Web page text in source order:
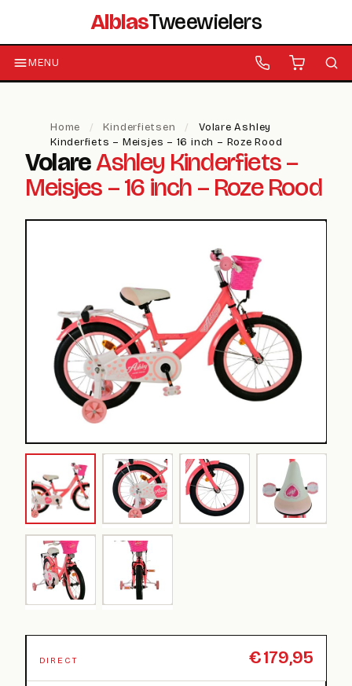
AlblasTweewielers
MENU
Home / Kinderfietsen /
Volare Ashley
Kinderfiets – Meisjes – 16 inch – Roze Rood
VolareAshley Kinderfiets –
Meisjes – 16 inch – Roze Rood
DIRECT €179,95